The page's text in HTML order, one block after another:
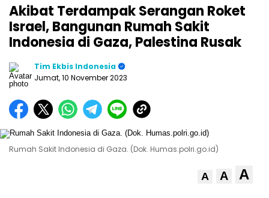
Akibat Terdampak Serangan Roket
Israel, Bangunan Rumah Sakit
Indonesia di Gaza, Palestina Rusak
Tim Ekbis Indonesia
Jumat, 10 November 2023
Rumah Sakit Indonesia di Gaza. (Dok. Humas.polri.go.id)
A A A